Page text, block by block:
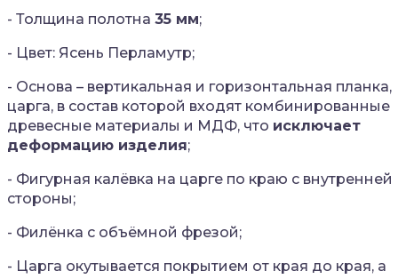
- Толщина полотна 35 мм;
- Цвет: Ясень Перламутр;
- Основа – вертикальная и горизонтальная планка,
царга, в состав которой входят комбинированные
древесные материалы и МДФ, что исключает
деформацию изделия;
- Фигурная калёвка на царге по краю с внутренней
стороны;
- Филёнка с объёмной фрезой;
- Царга окутывается покрытием от края до края, а